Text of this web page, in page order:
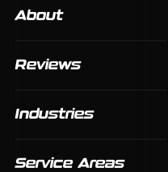
About
Reviews
Industries
Service Areas